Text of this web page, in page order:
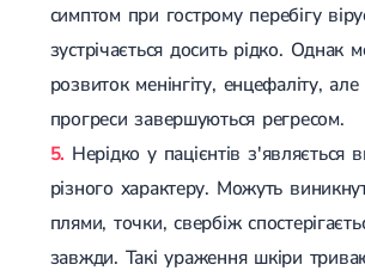
симптом при гострому перебігу
зустрічається досить рідко. Однак
розвиток менінгіту, енцефаліту,
прогреси завершуються регресом.
Нерідко у пацієнтів з'являється
різного характеру. Можуть
плями, точки, свербіж
завжди. Такі ураження шкіри